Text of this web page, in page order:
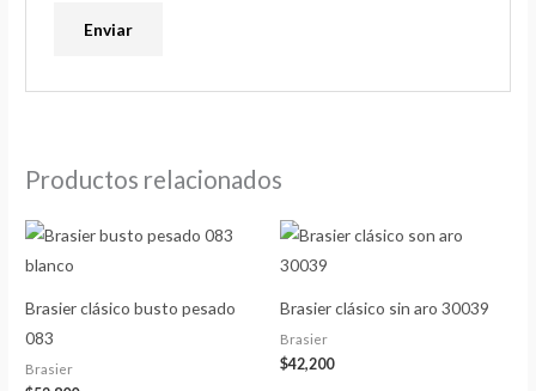
Productos relacionados
Brasier clásico busto pesado
083
Brasier
Brasier clásico sin aro 30039
Brasier
$42,200